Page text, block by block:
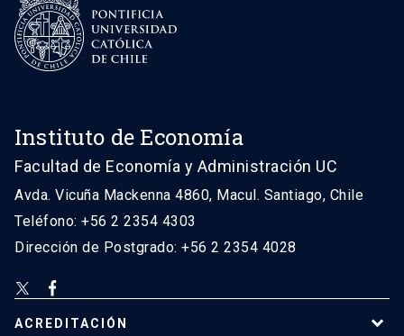
Instituto de Economía
Facultad de Economía y Administración UC
Avda. Vicuña Mackenna 4860, Macul. Santiago, Chile
Teléfono: +56 2 2354 4303
Dirección de Postgrado: +56 2 2354 4028
ACREDITACIÓN